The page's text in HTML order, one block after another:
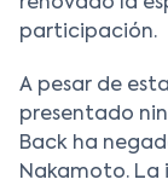
participación.
A pesar de
presentado
Back ha
Nakamoto. La